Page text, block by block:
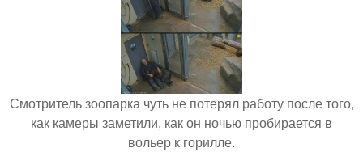
Смотритель зоопарка чуть не потерял работу после того,
как камеры заметили, как он ночью пробирается в
вольер к горилле.